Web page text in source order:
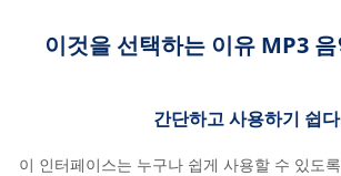
이것을 선택하는 이유 MP3
간단하고 사용하기 쉽
이 인터페이스는 누구나 쉽게 사용할 수 있도